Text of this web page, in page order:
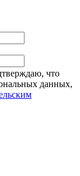
что
данных,